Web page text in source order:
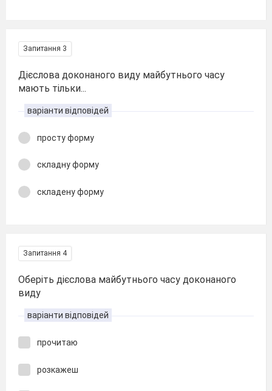
Запитання 3
Дієслова доконаного виду майбутнього часу
мають тільки...
варіанти відповідей
просту форму
складну форму
складену форму
Запитання 4
Оберіть дієслова майбутнього часу доконаного
виду
варіанти відповідей
прочитаю
розкажеш